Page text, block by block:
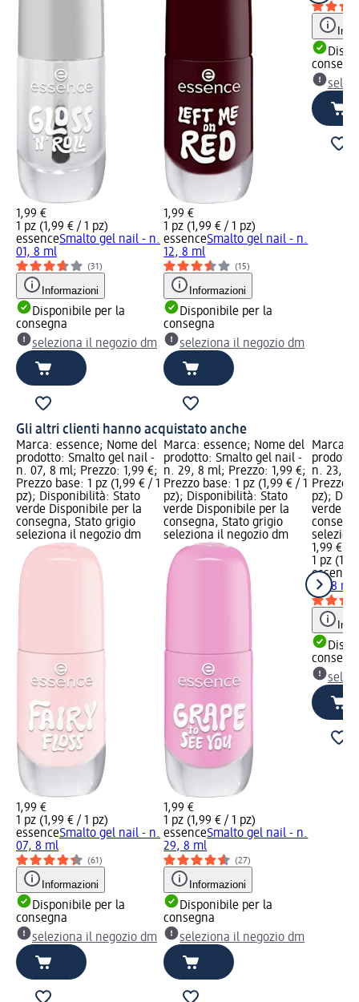
1,99 €
1 pz (1,99 € / 1 pz)
essenceSmalto gel nail - n.
01, 8 ml
(31)
Informazioni
Disponibile per la
consegna
seleziona il negozio dm
1,99 €
1 pz (1,99 € / 1 pz)
essenceSmalto gel nail - n.
12, 8 ml
(15)
Informazioni
Disponibile per la
consegna
seleziona il negozio dm
Gli altri clienti hanno acquistato anche
Marca: essence; Nome del
prodotto: Smalto gel nail -
n. 07, 8 ml; Prezzo: 1,99 €;
Prezzo base: 1 pz (1,99 € / 1
pz); Disponibilità: Stato
verde Disponibile per la
consegna, Stato grigio
seleziona il negozio dm
1,99 €
1 pz (1,99 € / 1 pz)
essenceSmalto gel nail - n.
07, 8 ml
(61)
Informazioni
Disponibile per la
consegna
seleziona il negozio dm
Marca: essence; Nome del
prodotto: Smalto gel nail -
n. 29, 8 ml; Prezzo: 1,99 €;
Prezzo base: 1 pz (1,99 € / 1
pz); Disponibilità: Stato
verde Disponibile per la
consegna, Stato grigio
seleziona il negozio dm
1,99 €
1 pz (1,99 € / 1 pz)
essenceSmalto gel nail - n.
29, 8 ml
(27)
Informazioni
Disponibile per la
consegna
seleziona il negozio dm
Marca:
n. 23, 8
Prezzo
pz);
verde
1,99 €
1 pz
essence
23, 8 ml